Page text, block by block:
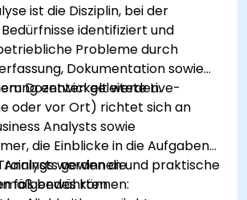
ist die Disziplin, bei der
identifiziert und
Probleme durch
Dokumentation sowie
entwickelt werden.
Dozenten geleitete Live-
oder vor Ort) richtet sich an
Analysts sowie
die Einblicke in die Aufgaben
Analysts gewinnen und praktische
bewährten
werden die
folgendes können: